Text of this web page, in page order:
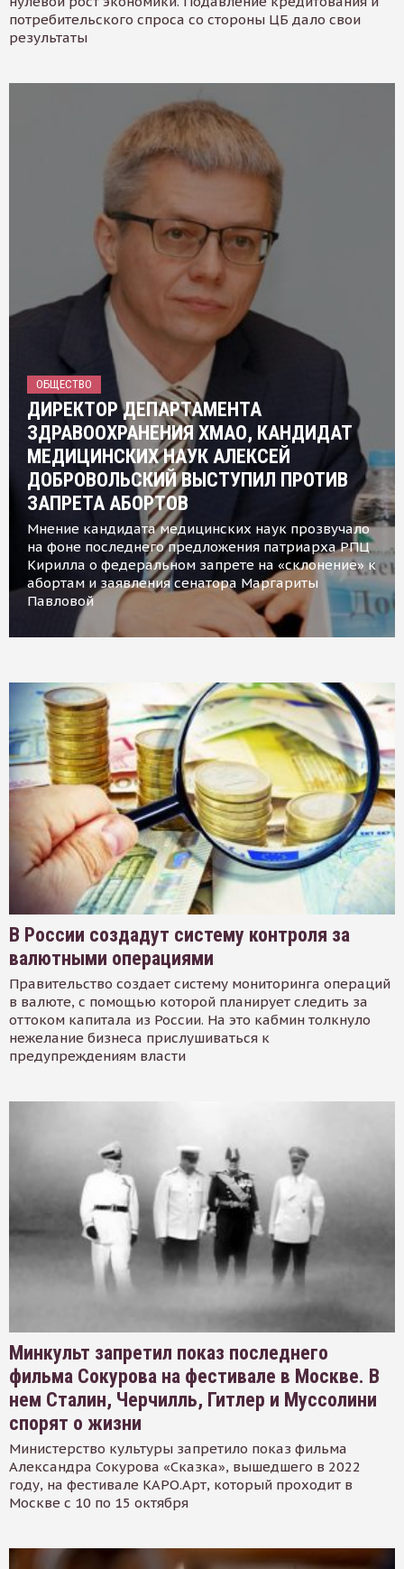
потребительского спроса со стороны ЦБ дало свои
результаты
ОБЩЕСТВО
ДИРЕКТОР ДЕПАРТАМЕНТА
ЗДРАВООХРАНЕНИЯ ХМАО, КАНДИДАТ
МЕДИЦИНСКИХ НАУК АЛЕКСЕЙ
ДОБРОВОЛЬСКИЙ ВЫСТУПИЛ ПРОТИВ
ЗАПРЕТА АБОРТОВ
Мнение кандидата медицинских наук прозвучало
на фоне последнего предложения патриарха РПЦ
Кирилла о федеральном запрете на «склонение» к
абортам и заявления сенатора Маргариты
Павловой
В России создадут систему контроля за
валютными операциями
Правительство создает систему мониторинга операций
в валюте, с помощью которой планирует следить за
оттоком капитала из России. На это кабмин толкнуло
нежелание бизнеса прислушиваться к
предупреждениям власти
Минкульт запретил показ последнего
фильма Сокурова на фестивале в Москве. В
нем Сталин, Черчилль, Гитлер и Муссолини
спорят о жизни
Министерство культуры запретило показ фильма
Александра Сокурова «Сказка», вышедшего в 2022
году, на фестивале КАРО.Арт, который проходит в
Москве с 10 по 15 октября